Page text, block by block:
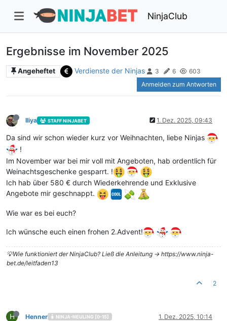
NinjaClub
Ergebnisse im November 2025
Angeheftet Verdienste der Ninjas 3 6
603
Anmelden zum Antworten
Iliya STAFF NINJABET 1. Dez. 2025, 09:43
Da sind wir schon wieder kurz vor Weihnachten, liebe Ninjas
!
Im November war bei mir voll mit Angeboten, hab ordentlich für
Weinachtsgeschenke gesparrt. !
Ich hab über ‭580 € durch Wiederkehrende und Exklusive
Angebote mir geschnappt.‬
Wie war es bei euch?
Ich wünsche euch einen frohen 2.Advent!
💡Wie funktioniert der NinjaClub? Ließ die Anleitung -> https://www.ninja-
bet.de/leitfaden13
2
H Henner NINJA-NEULING [0-15] 1. Dez. 2025, 10:14